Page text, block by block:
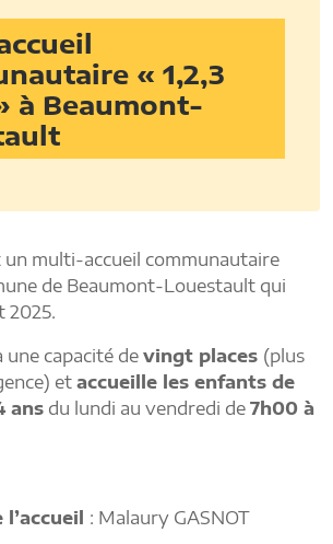
« 1,2,3
à Beaumont-
un multi-accueil communautaire
de Beaumont-Louestault qui
2025.
une capacité de vingt places (plus
etaccueille les enfants de
ans du lundi au vendredi de 7h00 à
l’accueil : Malaury GASNOT